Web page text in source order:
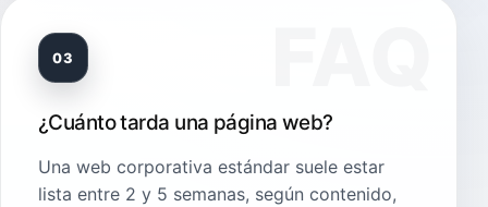
03
¿Cuánto tarda una página web?
Una web corporativa estándar suele estar
lista entre 2 y 5 semanas, según contenido,